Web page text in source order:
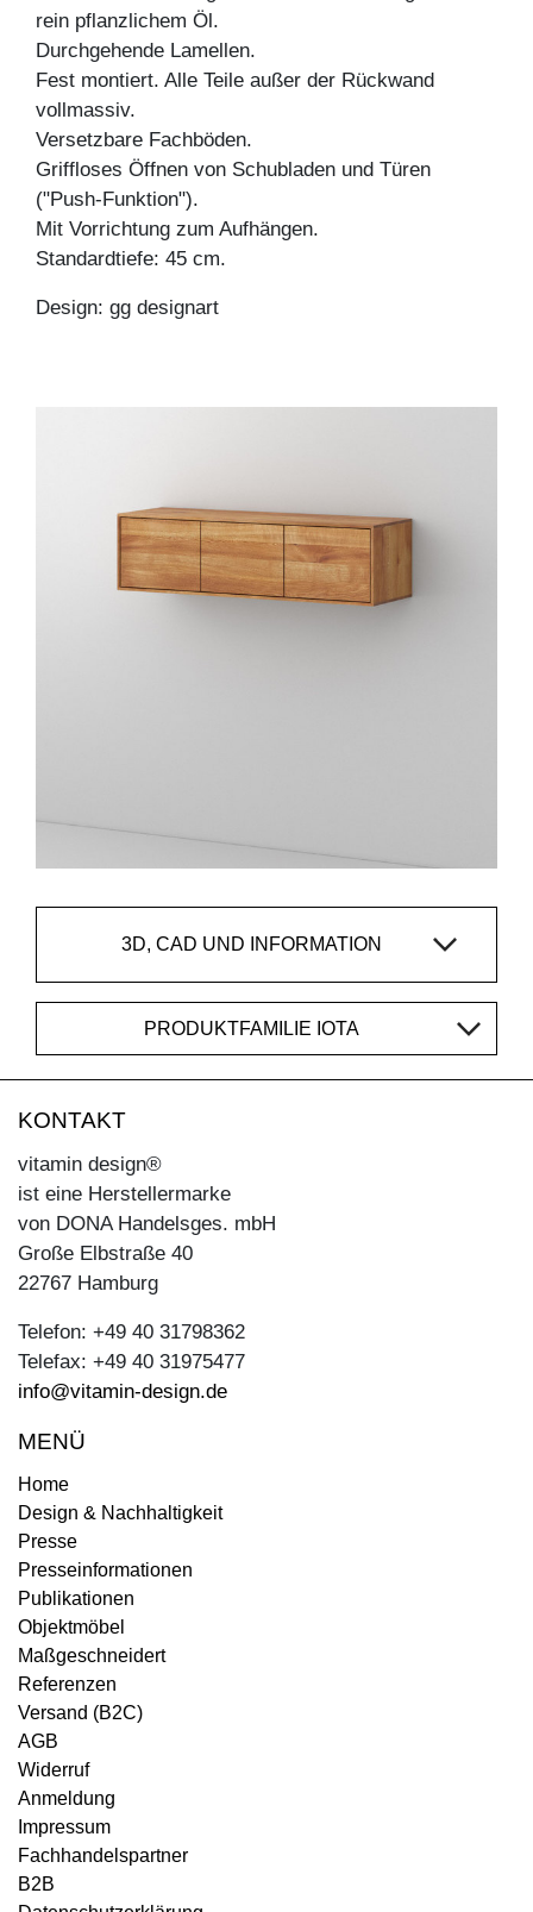
rein pflanzlichem Öl.
Durchgehende Lamellen.
Fest montiert. Alle Teile außer der Rückwand
vollmassiv.
Versetzbare Fachböden.
Griffloses Öffnen von Schubladen und Türen
("Push-Funktion").
Mit Vorrichtung zum Aufhängen.
Standardtiefe: 45 cm.
Design: gg designart
3D, CAD UND INFORMATION
PRODUKTFAMILIE IOTA
KONTAKT
vitamin design®
ist eine Herstellermarke
von DONA Handelsges. mbH
Große Elbstraße 40
22767 Hamburg
Telefon: +49 40 31798362
Telefax: +49 40 31975477
info@vitamin-design.de
MENÜ
Home
Design & Nachhaltigkeit
Presse
Presseinformationen
Publikationen
Objektmöbel
Maßgeschneidert
Referenzen
Versand (B2C)
AGB
Widerruf
Anmeldung
Impressum
Fachhandelspartner
B2B